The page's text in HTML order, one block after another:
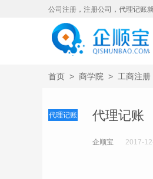
公司注册，注册公司，代理记账
首页 > 商学院 > 工商注册
代理记账 代理记账
企顺宝 2017-